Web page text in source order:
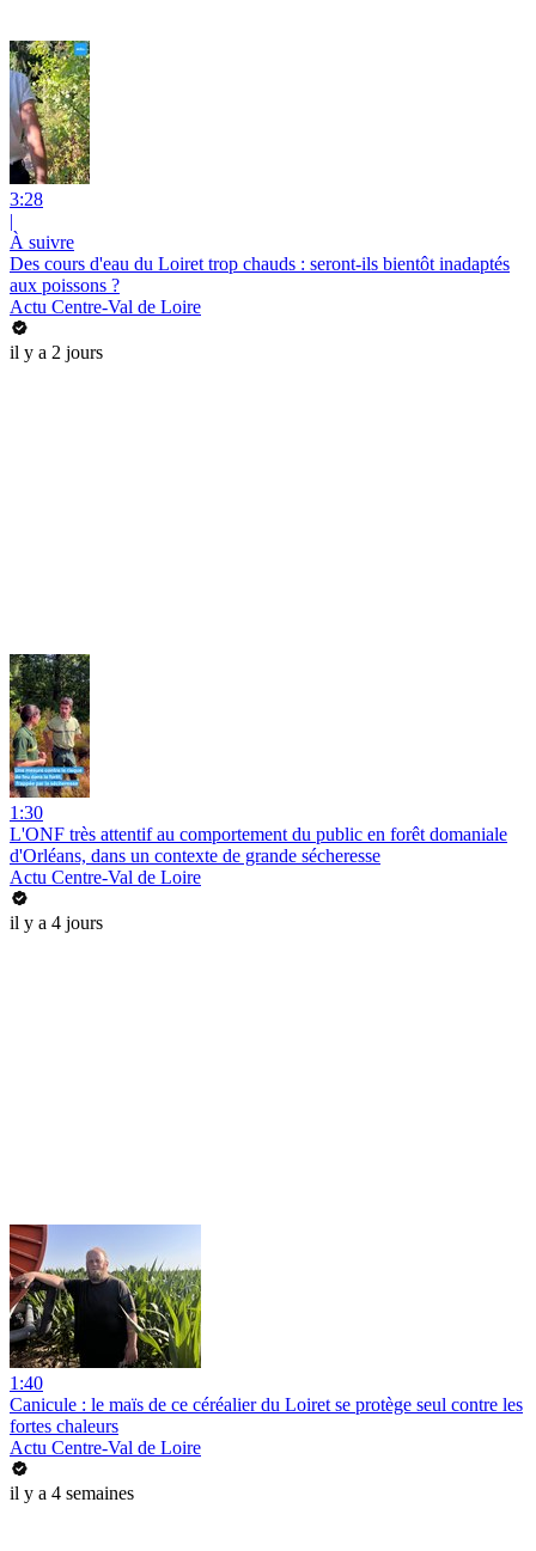
3:28
|
À suivre
Des cours d'eau du Loiret trop chauds : seront-ils bientôt inadaptés
aux poissons ?
Actu Centre-Val de Loire
il y a 2 jours
1:30
L'ONF très attentif au comportement du public en forêt domaniale
d'Orléans, dans un contexte de grande sécheresse
Actu Centre-Val de Loire
il y a 4 jours
1:40
Canicule : le maïs de ce céréalier du Loiret se protège seul contre les
fortes chaleurs
Actu Centre-Val de Loire
il y a 4 semaines